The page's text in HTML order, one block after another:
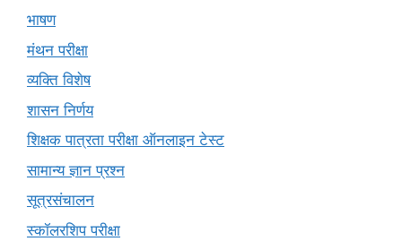
भाषण
मंथन परीक्षा
व्यक्ति विशेष
शासन निर्णय
शिक्षक पात्रता परीक्षा ऑनलाइन टेस्ट
सामान्य ज्ञान प्रश्न
सूत्रसंचालन
स्कॉलरशिप परीक्षा